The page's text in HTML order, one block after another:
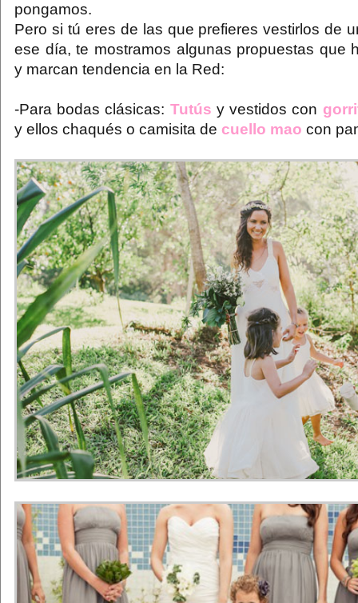
pongamos.
Pero si tú eres de las que prefieres vestirlos de
ese día, te mostramos algunas propuestas que
y marcan tendencia en la Red:
-Para bodas clásicas: Tutús y vestidos con
y ellos chaqués o camisita de cuello mao con